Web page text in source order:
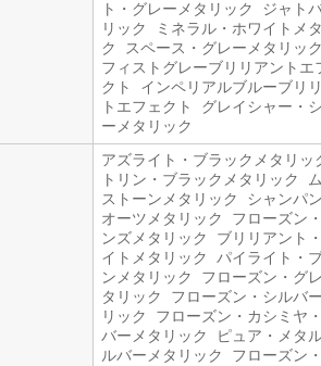
ト・グレーメタリック ジャト
リック ミネラル・ホワイトメ
ク スペース・グレーメタリッ
フィストグレーブリリアントエ
クト インペリアルブルーブリ
トエフェクト グレイシャー・
ーメタリック
アズライト・ブラックメタリ
トリン・ブラックメタリック
ストーンメタリック シャンパ
オーツメタリック フローズン
ンズメタリック ブリリアント
イトメタリック パイライト・
ンメタリック フローズン・グ
タリック フローズン・シルバ
リック フローズン・カシミヤ
バーメタリック ピュア・メタ
ルバーメタリック フローズン